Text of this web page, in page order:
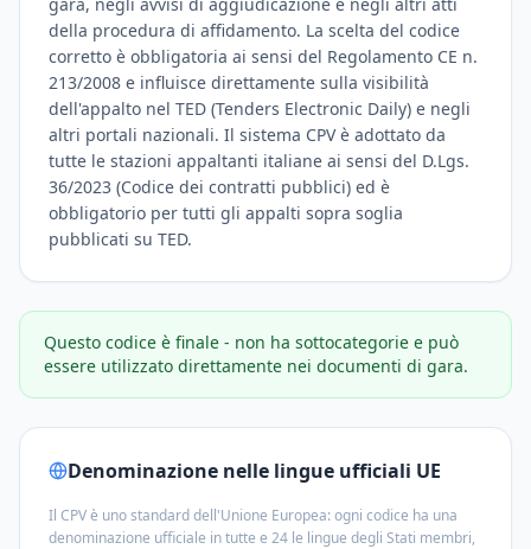
della procedura di affidamento. La scelta del codice
corretto è obbligatoria ai sensi del Regolamento CE n.
213/2008 e influisce direttamente sulla visibilità
dell'appalto nel TED (Tenders Electronic Daily) e negli
altri portali nazionali. Il sistema CPV è adottato da
tutte le stazioni appaltanti italiane ai sensi del D.Lgs.
36/2023 (Codice dei contratti pubblici) ed è
obbligatorio per tutti gli appalti sopra soglia
pubblicati su TED.
Questo codice è finale - non ha sottocategorie e può
essere utilizzato direttamente nei documenti di gara.
Denominazione nelle lingue ufficiali UE
Il CPV è uno standard dell'Unione Europea: ogni codice ha una
denominazione ufficiale in tutte e 24 le lingue degli Stati membri,